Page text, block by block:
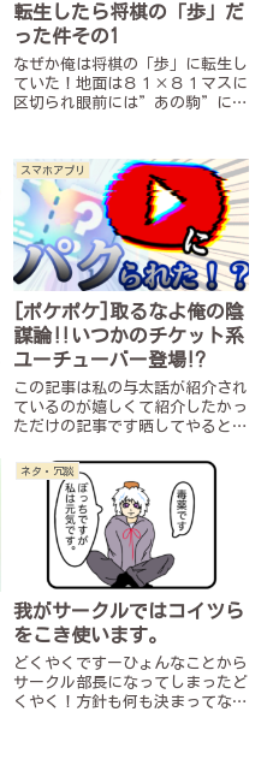
転生したら将棋の「歩」だ
った件その1
なぜか俺は将棋の「歩」に転生し
ていた！地面は８１×８１マスに
区切られ眼前には”あの駒”に刻
るんだ！？俺そんなに将棋詳しく
ないぞ」状況がつかめず戸惑って
いると自軍の方角から力強い声
が...
スマホアプリ
[ポケポケ]取るなよ俺の陰
謀論‼︎いつかのチケット系
ユーチューバー登場⁉︎
この記事は私の与太話が紹介され
ているのが嬉しくて紹介したかっ
ただけの記事です晒してやるとか
しているので安心してくださいま
ずはこちらをご覧ください最近増
えてるんですよね、こういう根拠
のないガセネタ騙る人。いつか
ネタ・冗談
我がサークルではコイツら
をこき使います。
どくやくですーひょんなことから
サークル部長になってしまったど
くやく！方針も何も決まってない